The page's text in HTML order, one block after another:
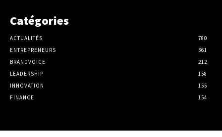
Catégories
ACTUALITÉS
780
ENTREPRENEURS
361
BRANDVOICE
212
LEADERSHIP
158
INNOVATION
155
FINANCE
154